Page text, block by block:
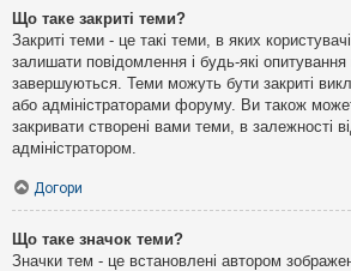
Що таке закриті теми?
Закриті теми - це такі теми, в яких
залишати повідомлення і будь-які
завершуються. Теми можуть бути закриті
або адміністраторами форуму. Ви також
закривати створені вами теми, в залежності
адміністратором.
Догори
Що таке значок теми?
Значки тем - це встановлені автором